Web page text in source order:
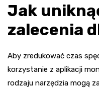
Jak
zalecenia
Aby zredukować czas
korzystanie z aplikacji
rodzaju narzędzia mogą